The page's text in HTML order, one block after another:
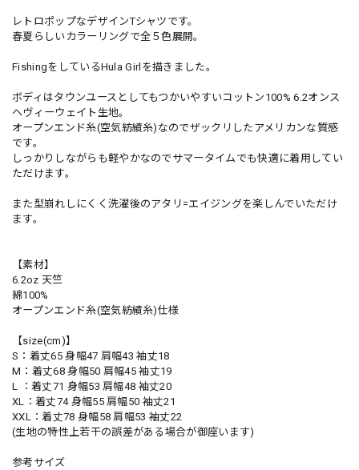
レトロポップなデザインTシャツです。
春夏らしいカラーリングで全５色展開。
FishingをしているHula Girlを描きました。
ボディはタウンユースとしてもつかいやすいコットン100% 6.2オンス
ヘヴィーウェイト生地。
オープンエンド糸(空気紡績糸)なのでザックリしたアメリカンな質感
です。
しっかりしながらも軽やかなのでサマータイムでも快適に着用してい
ただけます。
また型崩れしにくく洗濯後のアタリ=エイジングを楽しんでいただけ
ます。
【素材】
6.2oz 天竺
綿100%
オープンエンド糸(空気紡績糸)仕様
【size(cm)】
S：着丈65 身幅47 肩幅43 袖丈18
M：着丈68 身幅50 肩幅45 袖丈19
L ：着丈71 身幅53 肩幅48 袖丈20
XL：着丈74 身幅55 肩幅50 袖丈21
XXL：着丈78 身幅58 肩幅53 袖丈22
(生地の特性上若干の誤差がある場合が御座います)
参考サイズ